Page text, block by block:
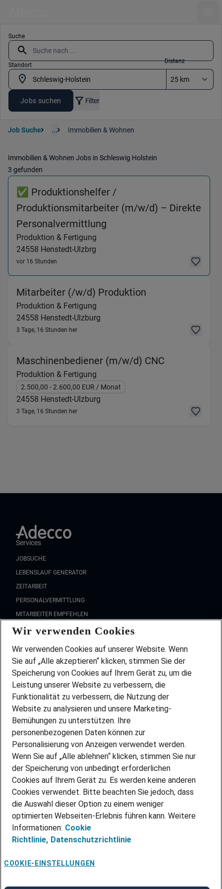
Suche
Standort
Distanz
Jobs suchen Filter
Job Suche ... Immobilien & Wohnen
Immobilien & Wohnen Jobs in Schleswig Holstein
3 gefunden
✅ Produktionshelfer /
Produktionsmitarbeiter (m/w/d) – Direkte
Personalvermittlung
Produktion & Fertigung
24558 Henstedt-Ulzbrg
vor 16 Stunden
Mitarbeiter (/w/d) Produktion
Produktion & Fertigung
24558 Henstedt-Ulzburg
3 Tage, 16 Stunden her
Maschinenbediener (m/w/d) CNC
Produktion & Fertigung
2.500,00 - 2.600,00 EUR / Monat
24558 Henstedt-Ulzburg
3 Tage, 16 Stunden her
Services
JOBSUCHE
LEBENSLAUF GENERATOR
ZEITARBEIT
PERSONALVERMITTLUNG
MITARBEITER EMPFEHLEN
FAQ
Wir stellen ein!
DEINE BERUFSGRUPPE
DEINE LEBENSSITUATION
PARTNERSHIP WITH AIRBUS
INITIATIV BEWERBEN
ÜBER UNS
STANDORTE
BLOG
PRESSE
KONTAKT
@Adecco 2026
IMPRESSUM
DATENSCHUTZ
NUTZUNGSBEDINGUNGEN
COOKIE-RICHTLINIEN
Wir verwenden Cookies
Wir verwenden Cookies auf unserer Website. Wenn
Sie auf „Alle akzeptieren“ klicken, stimmen Sie der
Speicherung von Cookies auf Ihrem Gerät zu, um die
Leistung unserer Website zu verbessern, die
Funktionalität zu verbessern, die Nutzung der
Website zu analysieren und unsere Marketing-
Bemühungen zu unterstützen. Ihre
personenbezogenen Daten können zur
Personalisierung von Anzeigen verwendet werden.
Wenn Sie auf „Alle ablehnen“ klicken, stimmen Sie nur
der Speicherung von unbedingt erforderlichen
Cookies auf Ihrem Gerät zu. Es werden keine anderen
Cookies verwendet. Bitte beachten Sie jedoch, dass
die Auswahl dieser Option zu einem weniger
optimierten Webseiten-Erlebnis führen kann. Weitere
Informationen: Cookie
Richtlinie, Datenschutzrichtlinie
COOKIE-EINSTELLUNGEN